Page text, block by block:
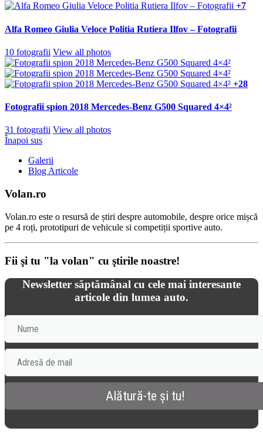
+7
Alfa Romeo Giulia Veloce Politia Rutiera Ilfov – Fotografii
10 fotografii View all photos
+28
Fotografii spion 2018 Mercedes-Benz G500 Squared 4×4²
31 fotografii View all photos
Înapoi sus
Galerii
Blog Articole
Volan.ro
Volan.ro este o resursă de știri despre automobile, despre orice mișcă
pe 4 roți, prototipuri de vehicule si competiții sportive auto.
Fii şi tu "la volan" cu ştirile noastre!
Newsletter săptămânal cu cele mai interesante
articole din lumea auto.